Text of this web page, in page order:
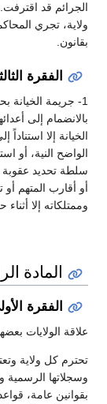
الجرائم قد
ولاية، تجري
بقانون.
الفقرة
1- جريمة الخيانة
بالانضمام إلى
الخيانة إلا
سلطة تحديد عقوبة
أو أقارب المتهم
وممتلكاته إلا أثناء
المادة
الفقرة
علاقة الولايات
تحترم كل ولاية
وسجلاتها الرسمية
بقوانين عامة،